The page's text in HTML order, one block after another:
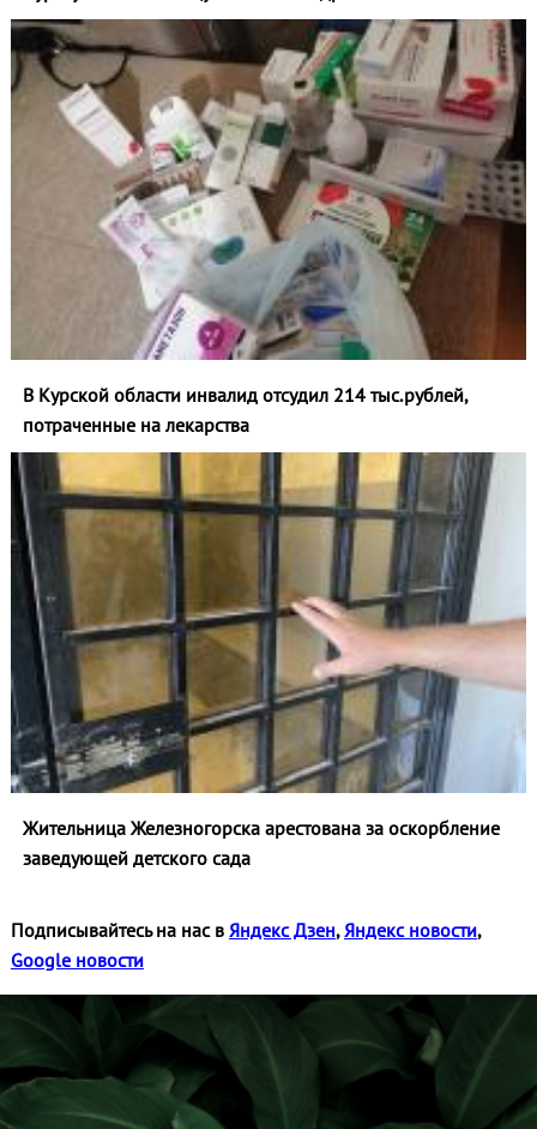
В Курской области инвалид отсудил 214 тыс.рублей,
потраченные на лекарства
Жительница Железногорска арестована за оскорбление
заведующей детского сада
Подписывайтесь на нас в Яндекс Дзен, Яндекс новости,
Google новости